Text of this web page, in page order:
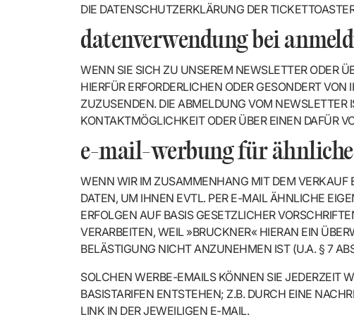
DIE DATENSCHUTZERKLÄRUNG DER
datenverwendung bei
WENN SIE SICH ZU UNSEREM NEWSLETTER ODER
HIERFÜR ERFORDERLICHEN ODER GESONDERT
UZUSENDEN. DIE ABMELDUNG VOM NEWSLETTER
ONTAKTMÖGLICHKEIT ODER ÜBER EINEN DAFÜR
e-mail-werbung für
WENN WIR IM ZUSAMMENHANG MIT DEM VERKAUF
DATEN, UM IHNEN EVTL. PER E-MAIL ÄHNLICHE
ERFOLGEN AUF BASIS GESETZLICHER
VERARBEITEN, WEIL »BRUCKNER« HIERAN EIN
BELÄSTIGUNG NICHT ANZUNEHMEN IST (U.A. § 7
SOLCHEN WERBE-EMAILS KÖNNEN SIE JEDERZEIT
BASISTARIFEN ENTSTEHEN; Z.B. DURCH EINE
LINK IN DER JEWEILIGEN E-MAIL.